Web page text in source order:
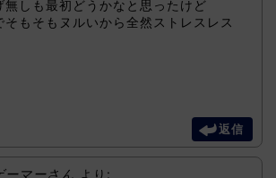
無しも最初どうかなと思ったけど
そもそもヌルいから全然ストレスレス
返信
ーマーさん より: